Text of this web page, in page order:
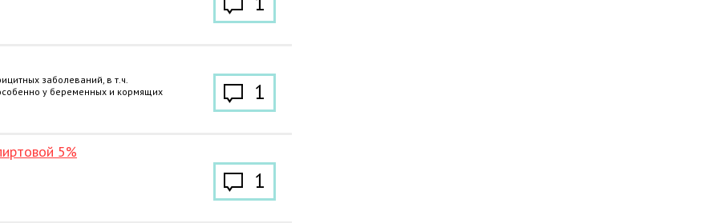
1
заболеваний, в т.ч.
у беременных и кормящих
5%
1